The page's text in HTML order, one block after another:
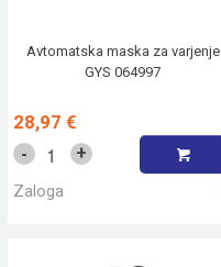
Avtomatska maska za varjenje
GYS 064997
28,97 €
- +
Zaloga